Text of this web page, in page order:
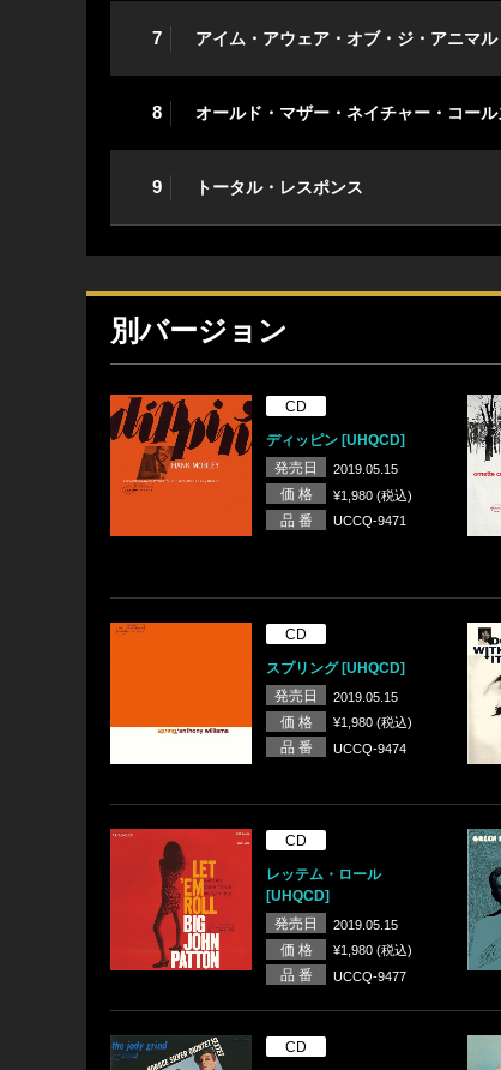
7 アイム・アウェア・オブ・ジ・アニマ
8 オールド・マザー・ネイチャー・コール
9 トータル・レスポンス
別バージョン
CD
ディッピン [UHQCD]
発売日
2019.05.15
価 格 ¥1,980 (税込)
品 番 UCCQ-9471
CD
スプリング [UHQCD]
発売日
2019.05.15
価 格 ¥1,980 (税込)
品 番 UCCQ-9474
CD
レッテム・ロール
[UHQCD]
発売日
2019.05.15
価 格 ¥1,980 (税込)
品 番 UCCQ-9477
CD